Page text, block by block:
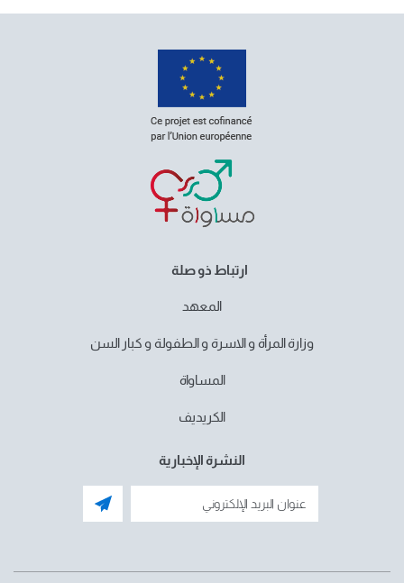
ارتباط ذو صلة
المعهد
وزارة المرأة و الاسرة و الطفولة و كبار السن
المساواة
الكريديف
النشرة الإخبارية